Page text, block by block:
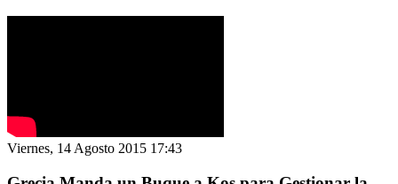
Viernes, 14 Agosto 2015 17:43